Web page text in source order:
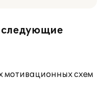
мотивационных схем